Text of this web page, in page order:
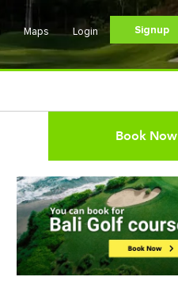
Maps Login Signup
Book Now